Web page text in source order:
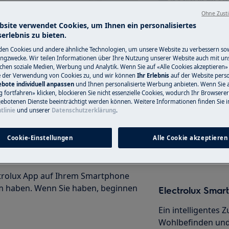
schmackhaftere Mahlzeiten
Electrolux
und ermöglicht es Ihnen,
und Einstellungsanleitungen zu
Ihrem intelligenten Ofen.
App auf Ihrem Smartphone
Wenn Sie haben, beginnen
Service-
Haben Sie ein
nicht selbst lösen
Termin mit
Servicetechniker.
Service-
Electrolux
Ein intelligentes
Wohlbefinden
verwendet Cookies, um Ihnen ein personalisiertes
zu bieten.
Cookies und andere ähnliche Technologien, um unsere Website zu verbessern
Wir teilen Informationen über Ihre Nutzung unserer Website auch mit
soziale Medien, Werbung und Analytik. Wenn Sie auf «Alle Cookies
der Verwendung von Cookies zu, und wir können Ihr Erlebnis auf der Website
individuell anpassen und Ihnen personalisierte Werbung anbieten. Wenn Sie
fortfahren» klicken, blockieren Sie nicht essenzielle Cookies, wodurch Ihr
Dienste beeinträchtigt werden können. Weitere Informationen finden Sie
und unserer Datenschutzerklärung.
Cookie-Einstellungen Alle Cookie akzeptieren
Ohne